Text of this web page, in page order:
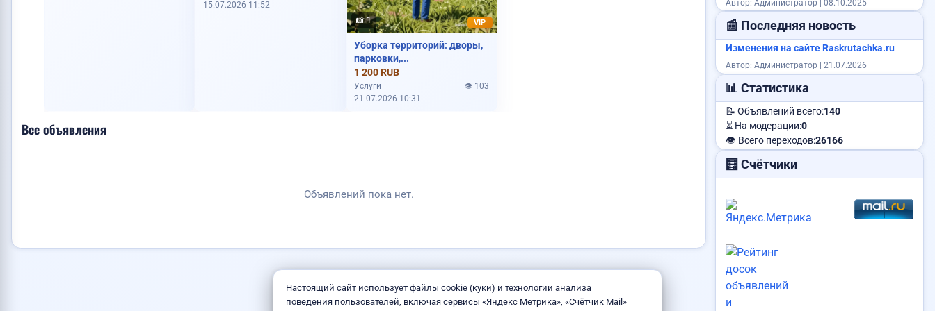
15.07.2026 11:52
VIP
📸 1
Уборка территорий: дворы,
парковки,...
1 200 RUB
Услуги
👁️ 103
21.07.2026 10:31
Все объявления
Объявлений пока нет.
Автор: Администратор | 08.10.2025
📰 Последняя новость
Изменения на сайте Raskrutachka.ru
Автор: Администратор | 21.07.2026
📊 Статистика
📝 Объявлений всего:140
⏳ На модерации:0
👁️ Всего переходов:26166
🧮 Счётчики
Настоящий сайт использует файлы cookie (куки) и технологии анализа
поведения пользователей, включая сервисы «Яндекс Метрика», «Счётчик Mail»